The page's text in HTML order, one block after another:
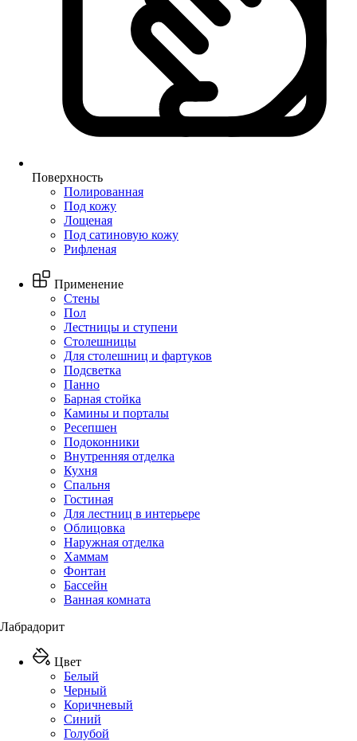
Поверхность
Полированная
Под кожу
Лощеная
Под сатиновую кожу
Рифленая
Применение
Стены
Пол
Лестницы и ступени
Столешницы
Для столешниц и фартуков
Подсветка
Панно
Барная стойка
Камины и порталы
Ресепшен
Подоконники
Внутренняя отделка
Кухня
Спальня
Гостиная
Для лестниц в интерьере
Облицовка
Наружная отделка
Хаммам
Фонтан
Бассейн
Ванная комната
Лабрадорит
Цвет
Белый
Черный
Коричневый
Синий
Голубой